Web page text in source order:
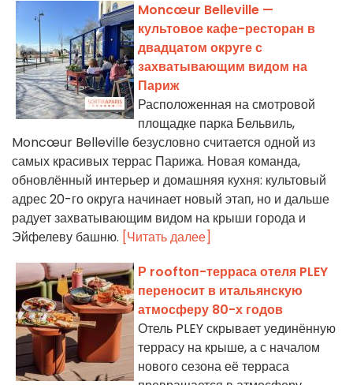
Moncœur Belleville —
культовое кафе-ресторан в
двадцатом округе с
захватывающим видом на
Париж
Расположенная на смотровой
площадке парка Бельвиль,
Moncœur Belleville безусловно считается одной из
самых красивых террас Парижа. Новая команда,
обновлённый интерьер и домашняя кухня: культовый
адрес 20-го округа начинает новый этап, но и дальше
радует захватывающим видом на крыши города и
Эйфелеву башню. [Читать далее]
Р rooftоп-терраса отеля PLEY
переносит в итальянскую
атмосферу 80-х годов
Отель PLEY скрывает уединённую
террасу на крыше, а с началом
нового сезона её терраса